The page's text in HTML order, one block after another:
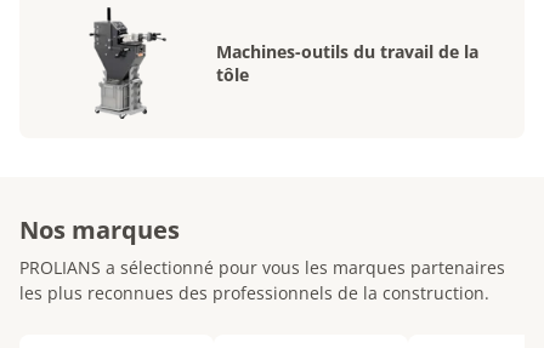
Machines-outils du travail de la
tôle
Nos marques
PROLIANS a sélectionné pour vous les marques partenaires
les plus reconnues des professionnels de la construction.